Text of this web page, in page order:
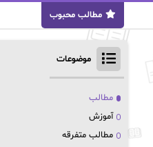
مطالب محبوب
موضوعات
مطالب
آموزش
مطالب متفرقه